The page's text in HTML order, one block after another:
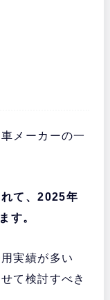
メーカーの一
て、2025年
す。
実績が多い
て検討すべき